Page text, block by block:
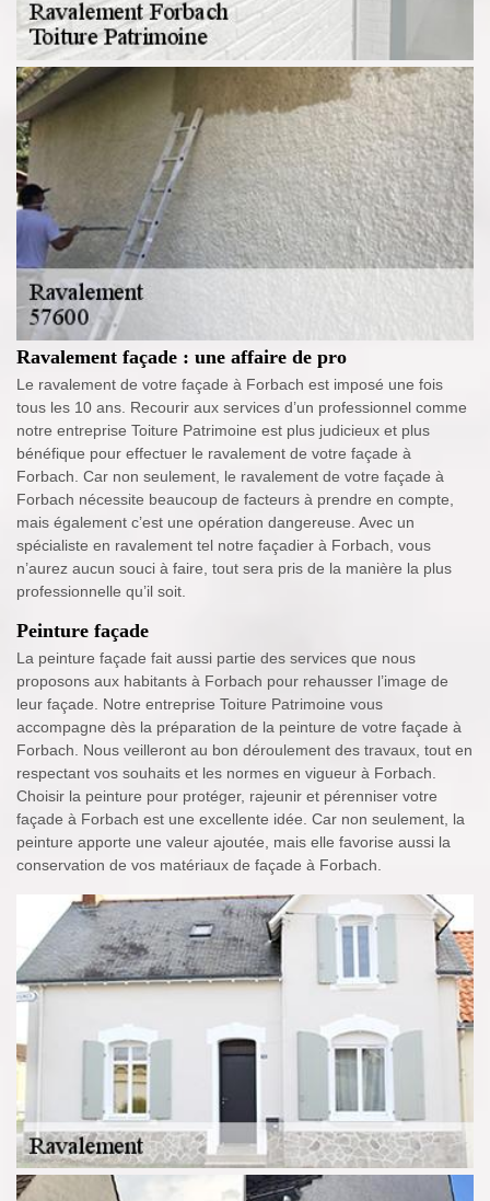
Ravalement façade : une affaire de pro
Le ravalement de votre façade à Forbach est imposé une fois
tous les 10 ans. Recourir aux services d’un professionnel comme
notre entreprise Toiture Patrimoine est plus judicieux et plus
bénéfique pour effectuer le ravalement de votre façade à
Forbach. Car non seulement, le ravalement de votre façade à
Forbach nécessite beaucoup de facteurs à prendre en compte,
mais également c’est une opération dangereuse. Avec un
spécialiste en ravalement tel notre façadier à Forbach, vous
n’aurez aucun souci à faire, tout sera pris de la manière la plus
professionnelle qu’il soit.
Peinture façade
La peinture façade fait aussi partie des services que nous
proposons aux habitants à Forbach pour rehausser l’image de
leur façade. Notre entreprise Toiture Patrimoine vous
accompagne dès la préparation de la peinture de votre façade à
Forbach. Nous veilleront au bon déroulement des travaux, tout en
respectant vos souhaits et les normes en vigueur à Forbach.
Choisir la peinture pour protéger, rajeunir et pérenniser votre
façade à Forbach est une excellente idée. Car non seulement, la
peinture apporte une valeur ajoutée, mais elle favorise aussi la
conservation de vos matériaux de façade à Forbach.